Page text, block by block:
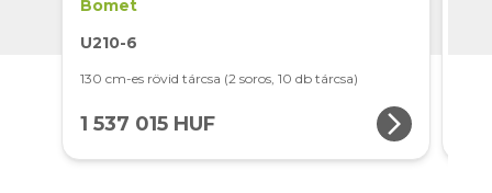
Bomet
U210-6
130 cm-es rövid tárcsa (2 soros, 10 db tárcsa)
1 537 015 HUF arrow_forward_ios